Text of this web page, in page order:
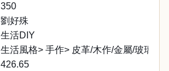
350
劉好殊
生活DIY
生活風格> 手作> 皮革/木作/金屬/玻璃
426.65